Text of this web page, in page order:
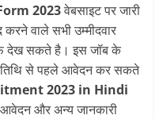
2023 वेबसाइट पर जारी
वाले सभी उम्मीदवार
देख सकते है। इस जॉब के
तिथि से पहले आवेदन कर सकते
2023 in Hindi
आवेदन और अन्य जानकारी